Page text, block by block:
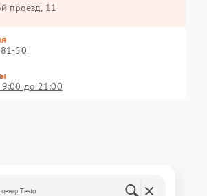
проезд, 11
50
до 21:00
Testo